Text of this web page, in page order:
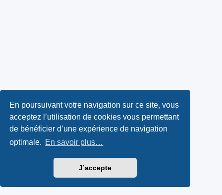
En poursuivant votre navigation sur ce site, vous
acceptez l’utilisation de cookies vous permettant
de bénéficier d’une expérience de navigation
optimale. En savoir plus…
J’accepte